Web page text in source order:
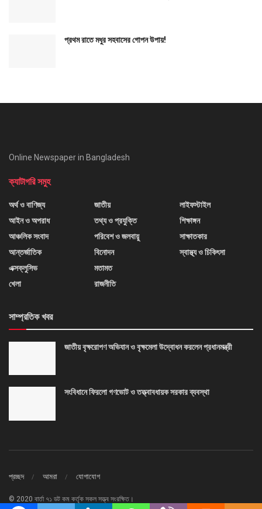
প্রথম রাতে মধুর সহবাসের গোপন উপায়!
Online Newspaper in Bangladesh
ক্যাটাগরি সমুহ
অর্থ ও বাণিজ্য
আইন ও অপরাধ
আঞ্চলিক সংবাদ
আন্তর্জাতিক
এক্সক্লুসিভ
খেলা
জাতীয়
তথ্য ও প্রযুক্তি
পরিবেশ ও জলবায়ু
বিনোদন
মতামত
রাজনীতি
লাইফস্টাইল
শিক্ষাঙ্গন
সাক্ষাতকার
স্বাস্থ্য ও চিকিৎসা
সাম্প্রতিক খবর
জাতীয় বৃক্ষরোপণ অভিযান ও বৃক্ষমেলা উদ্বোধন করলেন প্রধানমন্ত্রী
সংবিধানে ফিরলো গণভোট ও তত্ত্বাবধায়ক সরকার ব্যবস্থা
প্রচ্ছদ আমরা যোগাযোগ
© 2020 বার্তা ৭১ ডট কম কর্তৃক সকল সত্ত্ব সংরক্ষিত।